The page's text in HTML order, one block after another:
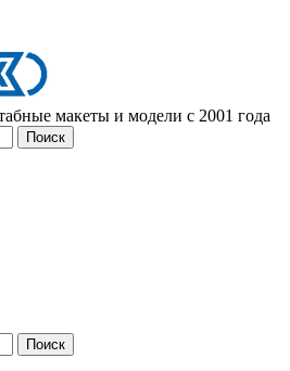
макеты и модели с 2001 года
Поиск
Поиск